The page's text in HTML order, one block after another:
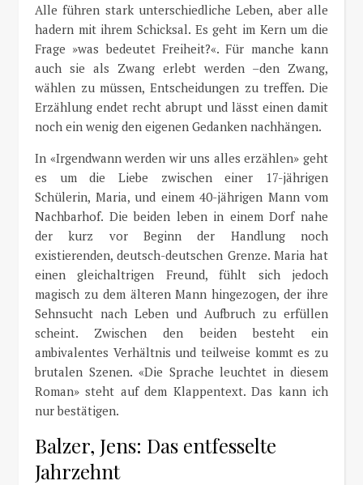
Alle führen stark unterschiedliche Leben, aber alle
hadern mit ihrem Schicksal. Es geht im Kern um die
Frage »was bedeutet Freiheit?«. Für manche kann
auch sie als Zwang erlebt werden –den Zwang,
wählen zu müssen, Entscheidungen zu treffen. Die
Erzählung endet recht abrupt und lässt einen damit
noch ein wenig den eigenen Gedanken nachhängen.
In «Irgendwann werden wir uns alles erzählen» geht
es um die Liebe zwischen einer 17-jährigen
Schülerin, Maria, und einem 40-jährigen Mann vom
Nachbarhof. Die beiden leben in einem Dorf nahe
der kurz vor Beginn der Handlung noch
existierenden, deutsch-deutschen Grenze. Maria hat
einen gleichaltrigen Freund, fühlt sich jedoch
magisch zu dem älteren Mann hingezogen, der ihre
Sehnsucht nach Leben und Aufbruch zu erfüllen
scheint. Zwischen den beiden besteht ein
ambivalentes Verhältnis und teilweise kommt es zu
brutalen Szenen. «Die Sprache leuchtet in diesem
Roman» steht auf dem Klappentext. Das kann ich
nur bestätigen.
Balzer, Jens: Das entfesselte
Jahrzehnt